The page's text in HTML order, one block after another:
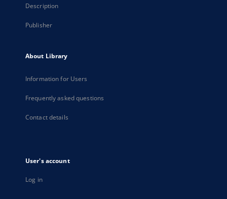
Description
Publisher
About Library
Information for Users
Frequently asked questions
Contact details
User's account
Log in